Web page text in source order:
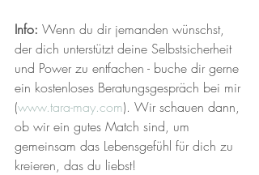
Info: Wenn du dir jemanden wünschst,
der dich unterstützt deine Selbstsicherheit
und Power zu entfachen - buche dir gerne
ein kostenloses Beratungsgespräch bei mir
(www.tara-may.com). Wir schauen dann,
ob wir ein gutes Match sind, um
gemeinsam das Lebensgefühl für dich zu
kreieren, das du liebst!